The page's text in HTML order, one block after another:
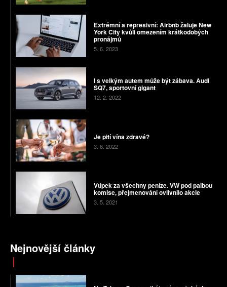
Extrémní a represivní: Airbnb žaluje New
York City kvůli omezením krátkodobých
pronájmů
5. 6. 2023
I s velkým autem může být zábava. Audi
SQ7, sportovní gigant
12. 2. 2022
Je pití vína zdravé?
3. 8. 2022
Vtípek za všechny peníze. VW pod palbou
komise, přejmenování ovlivnilo akcie
3. 5. 2021
Nejnovější články